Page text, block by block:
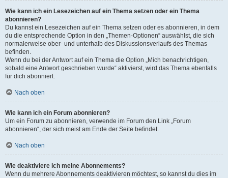
Wie kann ich ein Lesezeichen auf ein Thema setzen oder ein Thema
abonnieren?
Du kannst ein Lesezeichen auf ein Thema setzen oder es abonnieren, in dem
du die entsprechende Option in den „Themen-Optionen“ auswählst, die sich
normalerweise ober- und unterhalb des Diskussionsverlaufs des Themas
befinden.
Wenn du bei der Antwort auf ein Thema die Option „Mich benachrichtigen,
sobald eine Antwort geschrieben wurde“ aktivierst, wird das Thema ebenfalls
für dich abonniert.
Nach oben
Wie kann ich ein Forum abonnieren?
Um ein Forum zu abonnieren, verwende im Forum den Link „Forum
abonnieren“, der sich meist am Ende der Seite befindet.
Nach oben
Wie deaktiviere ich meine Abonnements?
Wenn du mehrere Abonnements deaktivieren möchtest, so kannst du dies im